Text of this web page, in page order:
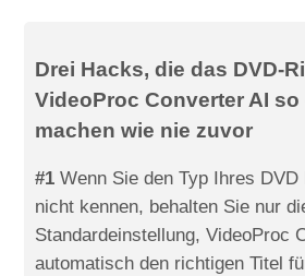
Drei Hacks, die das DVD-
VideoProc Converter AI
machen wie nie zuvor
#1 Wenn Sie den Typ Ihres
nicht kennen, behalten Sie nur
Standardeinstellung, VideoProc
automatisch den richtigen Titel